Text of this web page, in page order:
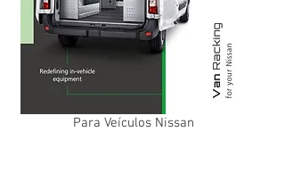
Para Veículos Nissan